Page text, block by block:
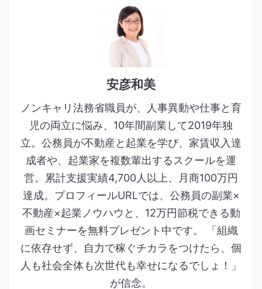
安彦和美
ノンキャリ法務省職員が、人事異動や仕事と育
児の両立に悩み、10年間副業して2019年独
立。公務員が不動産と起業を学び、家賃収入達
成者や、起業家を複数輩出するスクールを運
営。累計支援実績4,700人以上、月商100万円
達成。プロフィールURLでは、公務員の副業×
不動産×起業ノウハウと、12万円節税できる動
画セミナーを無料プレゼント中です。 「組織
に依存せず、自力で稼ぐチカラをつけたら、個
人も社会全体も次世代も幸せになるでしょ！」
が信念。